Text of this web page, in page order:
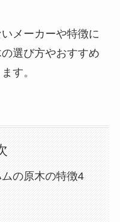
メーカーや特徴に
選び方やおすすめ
す。
の原木の特徴4